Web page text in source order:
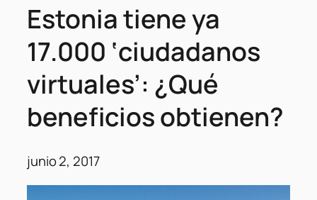
Estonia tiene ya
17.000 ‘ciudadanos
virtuales’: ¿Qué
beneficios obtienen?
junio 2, 2017